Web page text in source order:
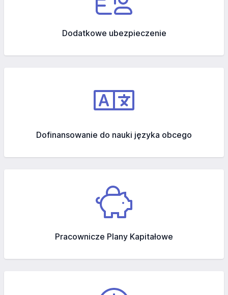
Dodatkowe ubezpieczenie
Dofinansowanie do nauki języka obcego
Pracownicze Plany Kapitałowe